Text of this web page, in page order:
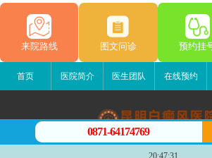
来院路线 图文问诊 预约挂
首页 医院简介 医生团队 在线预约
昆明白癜风医院
0871-64174769
20:47:31